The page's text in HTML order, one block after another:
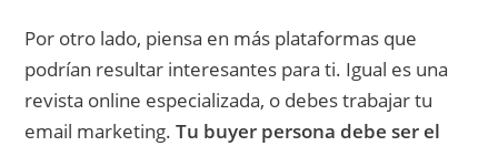
Por otro lado, piensa en más plataformas que
podrían resultar interesantes para ti. Igual es una
revista online especializada, o debes trabajar tu
email marketing.Tu buyer persona debe ser el